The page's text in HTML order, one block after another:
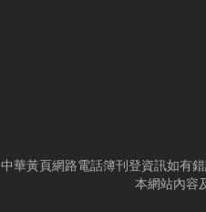
中華黃頁網路電話簿刊登資訊如有
本網站內容